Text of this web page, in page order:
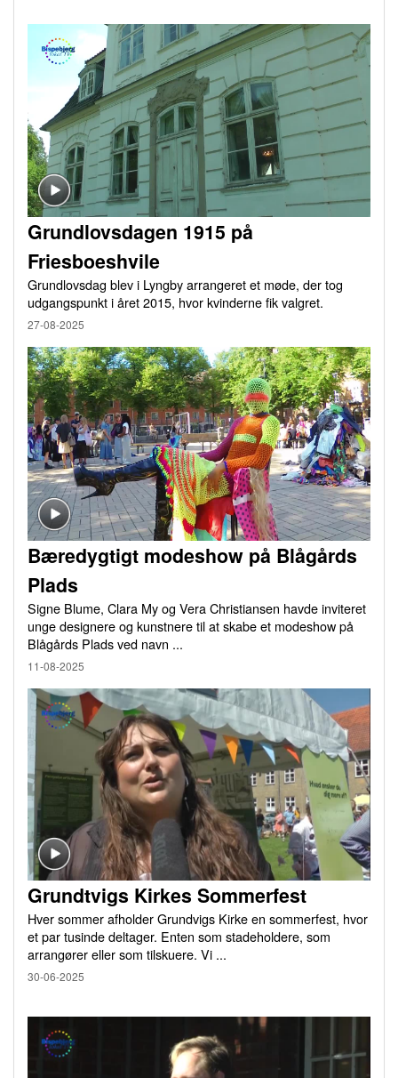
Grundlovsdagen 1915 på
Friesboeshvile
Grundlovsdag blev i Lyngby arrangeret et møde, der tog
udgangspunkt i året 2015, hvor kvinderne fik valgret.
27-08-2025
Bæredygtigt modeshow på Blågårds
Plads
Signe Blume, Clara My og Vera Christiansen havde inviteret
unge designere og kunstnere til at skabe et modeshow på
Blågårds Plads ved navn ...
11-08-2025
Grundtvigs Kirkes Sommerfest
Hver sommer afholder Grundvigs Kirke en sommerfest, hvor
et par tusinde deltager. Enten som stadeholdere, som
arrangører eller som tilskuere. Vi ...
30-06-2025